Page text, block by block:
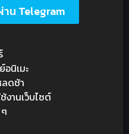
น Telegram
อนิเมะ
ลดช้า
งานเว็บไซต์